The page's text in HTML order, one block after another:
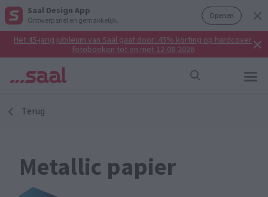
Saal Design App
Ontwerp snel en gemakkelijk. Openen
Het 45-jarig jubileum van Saal gaat door: 45% korting op hardcover
fotoboeken tot en met 12-08-2026
Terug
Metallic papier